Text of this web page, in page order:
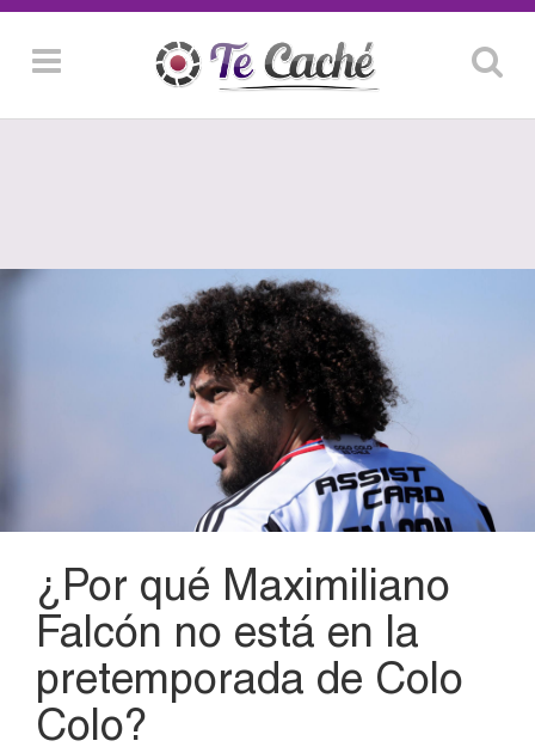
¿Por qué Maximiliano
Falcón no está en la
pretemporada de Colo
Colo?